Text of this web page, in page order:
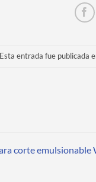
Esta entrada fue publicada
corte emulsionable